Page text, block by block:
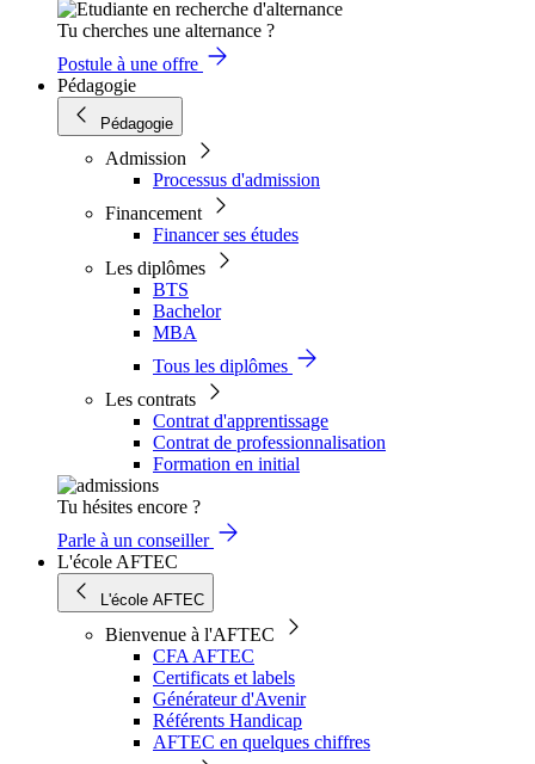
Tu cherches une alternance ?
Postule à une offre
Pédagogie
Pédagogie
Admission
Processus d'admission
Financement
Financer ses études
Les diplômes
BTS
Bachelor
MBA
Tous les diplômes
Les contrats
Contrat d'apprentissage
Contrat de professionnalisation
Formation en initial
Tu hésites encore ?
Parle à un conseiller
L'école AFTEC
L'école AFTEC
Bienvenue à l'AFTEC
CFA AFTEC
Certificats et labels
Générateur d'Avenir
Référents Handicap
AFTEC en quelques chiffres